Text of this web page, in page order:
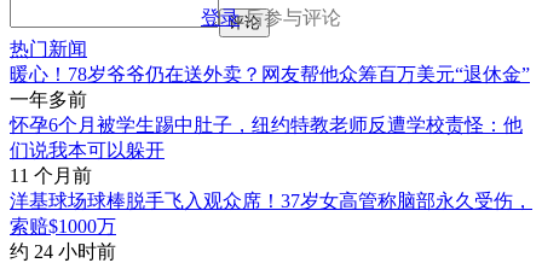
登录后参与评论
评论
热门新闻
暖心！78岁爷爷仍在送外卖？网友帮他众筹百万美元“退休金”
一年多前
怀孕6个月被学生踢中肚子，纽约特教老师反遭学校责怪：他
们说我本可以躲开
11 个月前
洋基球场球棒脱手飞入观众席！37岁女高管称脑部永久受伤，
索赔$1000万
约 24 小时前